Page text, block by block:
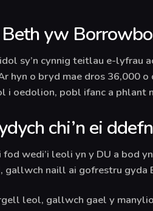
Beth yw
sy’n cynnig teitlau e-
hyn o bryd mae dros
i oedolion, pobl ifanc a phlant
chi’n ei
fod wedi’i leoli yn y DU a
gallwch naill ai gofrestru
leol, gallwch gael y